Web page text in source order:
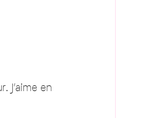
J’aime en